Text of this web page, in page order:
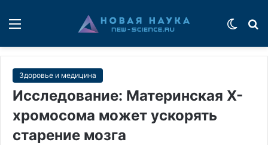
Здоровье и медицина
Исследование: Материнская X-
хромосома может ускорять
старение мозга